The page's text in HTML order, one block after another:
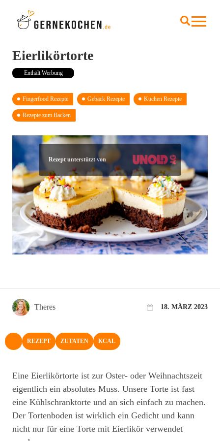
Eierlikörtorte
Enthält Werbung
Fingerfood Rezepte Gebäck Rezepte Kuchen Rezepte
Rezepte zum Backen
Rezept unterstützt von
Theres 18. MÄRZ 2023
NACH OBEN
REZEPT ZUTATEN KCAL
Eine Eierlikörtorte ist zur Oster- oder Weihnachtszeit
eigentlich ein absolutes Muss. Unsere Torte ist fast
eine Kühlschranktorte und an sich einfach zu machen.
Der Tortenboden ist wirklich ein Gedicht und kann
nicht nur für eine Torte mit Eierlikör verwendet